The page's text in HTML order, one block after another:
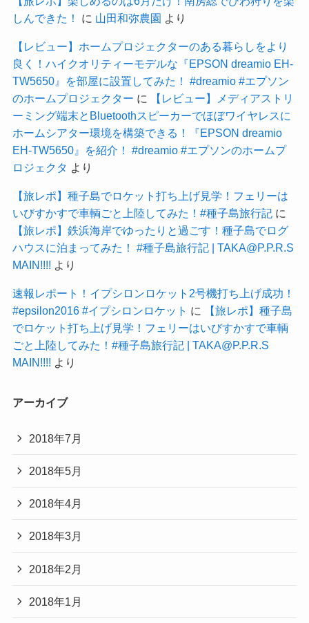
しんできた！
に 山田和弥農園 より
【レビュー】ホームプロジェクターのある暮らしをより
良く！ハイクオリティーモデルな『EPSON dreamio EH-
TW5650』を部屋に設置してみた！ #dreamio #エプソン
のホームプロジェクター に
【レビュー】メディアストリ
ーミング端末とBluetoothスピーカーでほぼワイヤレスに
ホームシアター環境を構築できる！『EPSON dreamio
EH-TW5650』を紹介！ #dreamio #エプソンのホームプ
ロジェクタ より
【旅レポ】種子島でロケット打ち上げ見学！フェリーは
いびすかすで車輌ごと上陸してみた！#種子島旅行記に
【旅レポ】鉄浜海岸でゆったりと過ごす！種子島でログ
ハウスに泊まってみた！ #種子島旅行記 | TAKA@P.P.R.S
MAIN!!!! より
速報レポート！イプシロンロケット2号機打ち上げ成功！
#epsilon2016 #イプシロンロケット に
【旅レポ】種子島
でロケット打ち上げ見学！フェリーはいびすかすで車輌
ごと上陸してみた！#種子島旅行記 | TAKA@P.P.R.S
MAIN!!!! より
アーカイブ
2018年7月
2018年5月
2018年4月
2018年3月
2018年2月
2018年1月